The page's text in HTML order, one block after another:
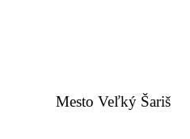
Mesto Veľký Šariš